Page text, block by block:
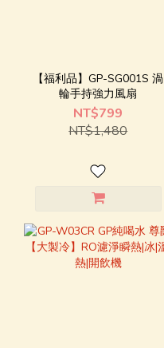
【福利品】GP-SG001S 渦
輪手持強力風扇
NT$799
NT$1,480